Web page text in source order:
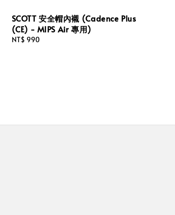
SCOTT 安全帽內襯 (Cadence Plus
(CE) - MIPS Air 專用)
Regular
NT$ 990